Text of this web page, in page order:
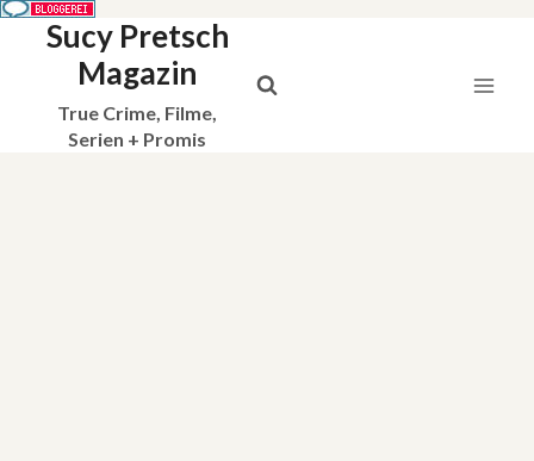
Sucy Pretsch
Magazin
True Crime, Filme,
Serien + Promis